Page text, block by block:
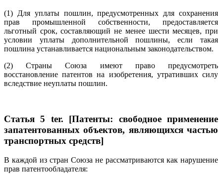
(1) Для уплаты пошлин, предусмотренных для сохранения
прав промышленной собственности, предоставляется
льготный срок, составляющий не менее шести месяцев, при
условии уплаты дополнительной пошлины, если такая
пошлина устанавливается национальным законодательством.
(2) Страны Союза имеют право предусмотреть
восстановление патентов на изобретения, утративших силу
вследствие неуплаты пошлин.
Статья 5 ter. [Патенты: свободное применение
запатентованных объектов, являющихся частью
транспортных средств]
В каждой из стран Союза не рассматриваются как нарушение
прав патентообладателя: